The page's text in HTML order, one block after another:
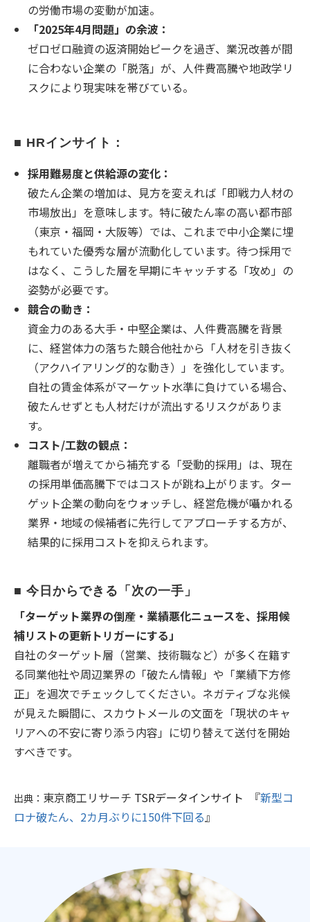
の労働市場の変動が加速。
「2025年4月問題」の余波：
ゼロゼロ融資の返済開始ピークを過ぎ、業況改善が間
に合わない企業の「脱落」が、人件費高騰や地政学リ
スクにより現実味を帯びている。
■ HRインサイト：
採用難易度と供給源の変化：
破たん企業の増加は、見方を変えれば「即戦力人材の
市場放出」を意味します。特に破たん率の高い都市部
（東京・福岡・大阪等）では、これまで中小企業に埋
もれていた優秀な層が流動化しています。待つ採用で
はなく、こうした層を早期にキャッチする「攻め」の
姿勢が必要です。
競合の動き：
資金力のある大手・中堅企業は、人件費高騰を背景
に、経営体力の落ちた競合他社から「人材を引き抜く
（アクハイアリング的な動き）」を強化しています。
自社の賃金体系がマーケット水準に負けている場合、
破たんせずとも人材だけが流出するリスクがありま
す。
コスト/工数の観点：
離職者が増えてから補充する「受動的採用」は、現在
の採用単価高騰下ではコストが跳ね上がります。ター
ゲット企業の動向をウォッチし、経営危機が囁かれる
業界・地域の候補者に先行してアプローチする方が、
結果的に採用コストを抑えられます。
■ 今日からできる「次の一手」
「ターゲット業界の倒産・業績悪化ニュースを、採用候
補リストの更新トリガーにする」
自社のターゲット層（営業、技術職など）が多く在籍す
る同業他社や周辺業界の「破たん情報」や「業績下方修
正」を週次でチェックしてください。ネガティブな兆候
が見えた瞬間に、スカウトメールの文面を「現状のキャ
リアへの不安に寄り添う内容」に切り替えて送付を開始
すべきです。
出典： 東京商工リサーチ TSRデータインサイト 『新型コ
ロナ破たん、2カ月ぶりに150件下回る』